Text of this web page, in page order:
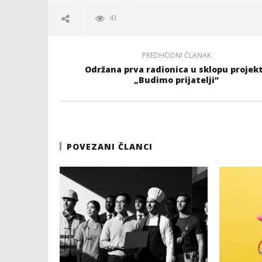
41
PREDHODNI ČLANAK
Održana prva radionica u sklopu
„Budimo prijatelji“
POVEZANI ČLANCI